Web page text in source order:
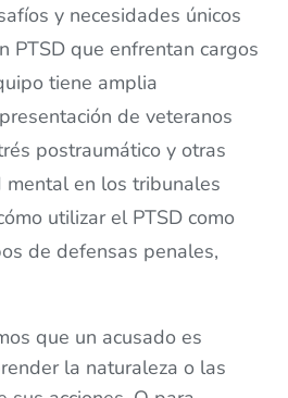
y necesidades únicos
PTSD que enfrentan cargos
tiene amplia
de veteranos
postraumático y otras
mental en los tribunales
utilizar el PTSD como
de defensas penales,
que un acusado es
la naturaleza o las